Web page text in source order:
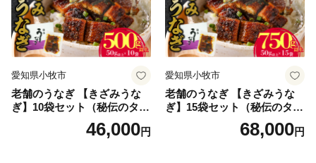
愛知県小牧市
老舗のうなぎ 【きざみうな
ぎ】10袋セット（秘伝のタレ
46,000円
愛知県小牧市
老舗のうなぎ 【きざみうな
ぎ】15袋セット（秘伝のタレ
68,000円